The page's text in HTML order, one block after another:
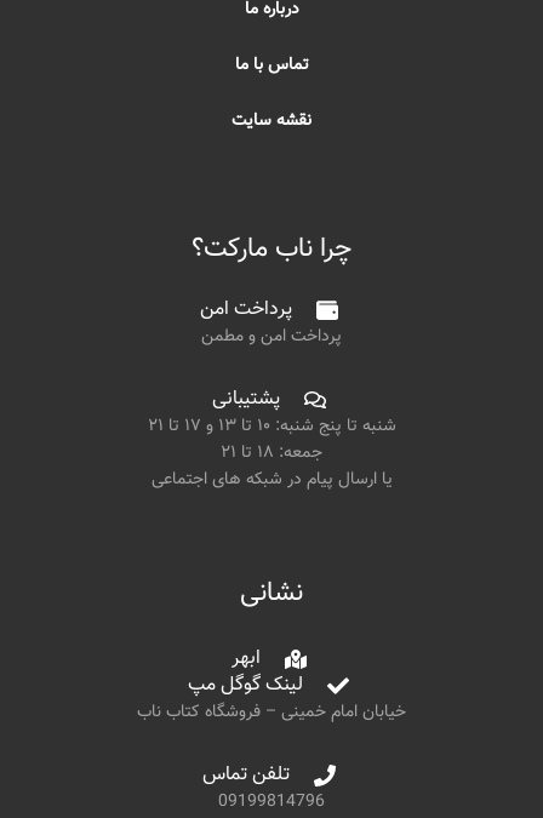
درباره ما
تماس با ما
نقشه سایت
چرا ناب مارکت؟
پرداخت امن
پرداخت امن و مطمن
پشتیبانی
شنبه تا پنج شنبه: ۱۰ تا ۱۳ و ۱۷ تا ۲۱
جمعه: ۱۸ تا ۲۱
یا ارسال پیام در شبکه های اجتماعی
نشانی
ابهر
لینک گوگل مپ
خیابان امام خمینی – فروشگاه کتاب ناب
تلفن تماس
09199814796